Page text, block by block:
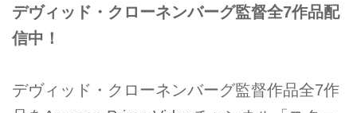
デヴィッド・クローネンバーグ監督全7作品配
信中！
デヴィッド・クローネンバーグ監督作品全7作